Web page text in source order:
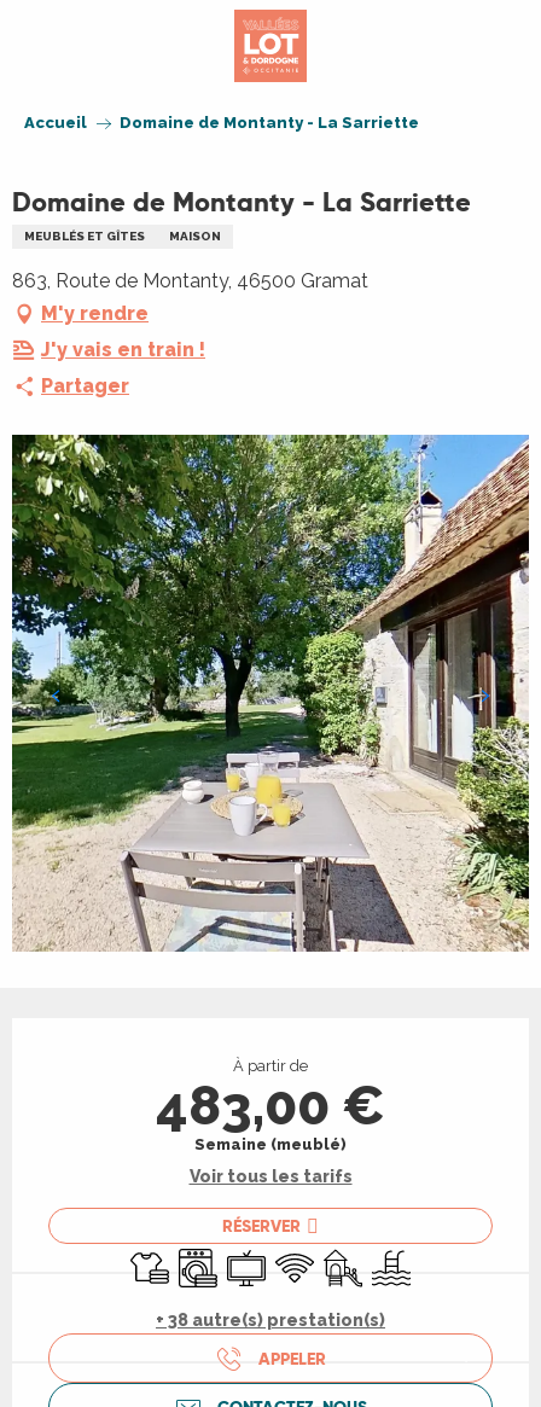
Accueil Domaine de Montanty - La Sarriette
Domaine de Montanty - La Sarriette
MEUBLÉS ET GÎTES MAISON
863, Route de Montanty, 46500 Gramat
M'y rendre
J'y vais en train !
Partager
À partir de
483,00 €
Semaine (meublé)
Voir tous les tarifs
RÉSERVER
Draps et linge
Lave lingeTélévision
WiFi Jeux pour enfants /
Piscine
+ 38 autre(s) prestation(s)
APPELER